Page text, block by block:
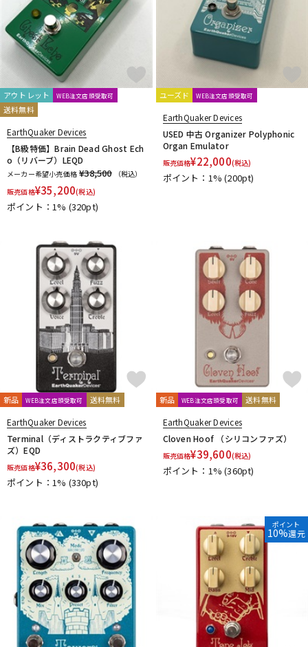
アウトレット WEB注文店頭受取可
送料無料
EarthQuaker Devices
【B級特価】Brain Dead Ghost Ech
o（リバーブ）LEQD
メーカー希望小売価格 ¥38,500
（税込）
販売価格¥35,200(税込)
ポイント：1% (320pt)
ユーズド WEB注文店頭受取可
EarthQuaker Devices
USED 中古 Organizer Polyphonic
Organ Emulator
販売価格¥22,000(税込)
ポイント：1%(200pt)
新品 WEB注文店頭受取可 送料無料
EarthQuaker Devices
Terminal（ディストラクティブファ
ズ）EQD
販売価格¥36,300(税込)
ポイント：1% (330pt)
新品 WEB注文店頭受取可 送料無料
EarthQuaker Devices
Cloven Hoof （シリコンファズ）
販売価格¥39,600(税込)
ポイント：1%(360pt)
ポイント
10%還元